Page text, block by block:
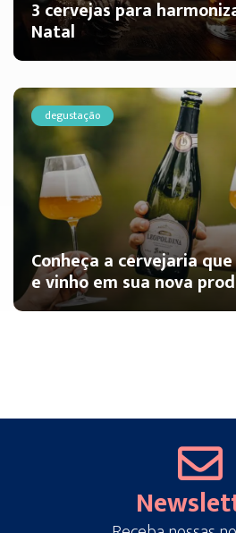
3 cervejas para
Natal
degustação
Conheça a cervejaria
e vinho em sua nova